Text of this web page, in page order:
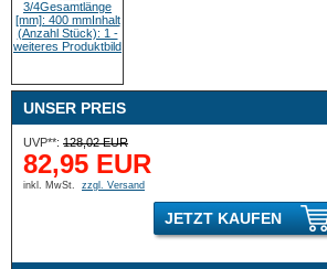
UNSER PREIS
UVP**: 128,02 EUR
82,95 EUR
inkl. MwSt. zzgl. Versand
JETZT KAUFEN